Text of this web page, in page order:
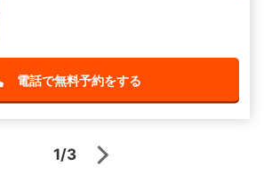
電話で無料予約をする
1/3